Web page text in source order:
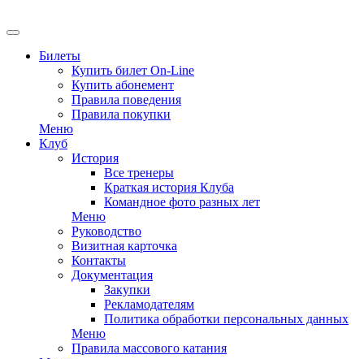
Билеты
Купить билет On-Line
Купить абонемент
Правила поведения
Правила покупки
Меню
Клуб
История
Все тренеры
Краткая история Клуба
Командное фото разных лет
Меню
Руководство
Визитная карточка
Контакты
Документация
Закупки
Рекламодателям
Политика обработки персональных данных
Меню
Правила массового катания